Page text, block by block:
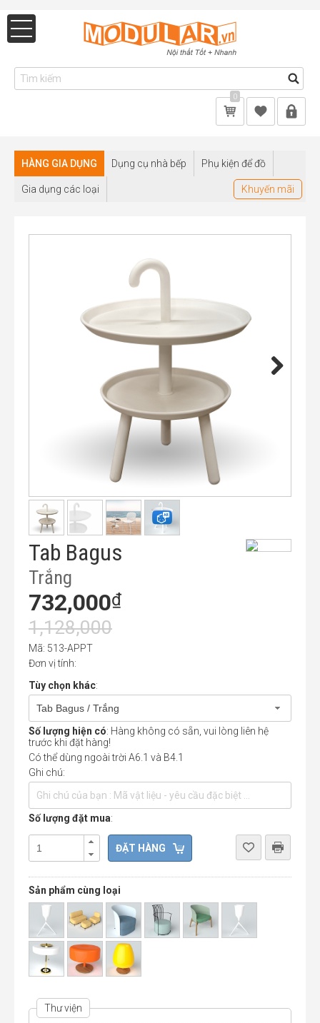
0
HÀNG GIA DỤNG Dụng cụ nhà bếp Phụ kiện để đồ
Gia dụng các loại Khuyến mãi
Tab Bagus
Trắng
732,000₫
1,128,000
Mã: 513-APPT
Đơn vị tính:
Tùy chọn khác:
Tab Bagus / Trắng
Số lượng hiện có: Hàng không có sẵn, vui lòng liên hệ
trước khi đặt hàng!
Có thể dùng ngoài trời A6.1 và B4.1
Ghi chú:
Số lượng đặt mua:
Sản phẩm cùng loại
Thư viện